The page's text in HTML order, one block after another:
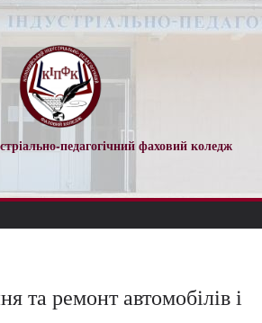
педагогічний фаховий коледж
та ремонт автомобілів і